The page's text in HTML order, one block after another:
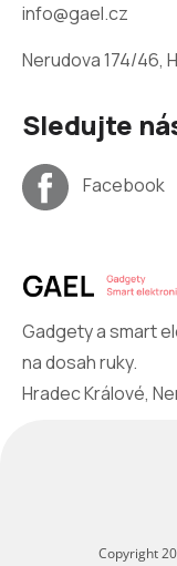
info@gael.cz
Nerudova 174/46,
Sledujte
Facebook
Gadgety a smart
na dosah ruky.
Hradec Králové,
Copyright